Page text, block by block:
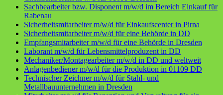
Sachbearbeiter bzw. Disponent m/w/d im Bereich Einkauf für
Rabenau
Sicherheitsmitarbeiter m/w/d für Einkaufscenter in Pirna
Sicherheitsmitarbeiter m/w/d für eine Behörde in DD
Empfangsmitarbeiter m/w/d für eine Behörde in Dresden
Laborant m/w/d für Lebensmittelproduzent in DD
Mechaniker/Montagearbeiter m/w/d in DD und weltweit
Anlagenbediener m/w/d für die Produktion in 01109 DD
Technischer Zeichner m/w/d für Stahl- und
Metallbauunternehmen in Dresden